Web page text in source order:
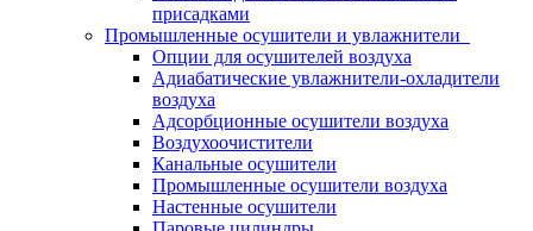
присадками
Промышленные осушители и увлажнители
Опции для осушителей воздуха
Адиабатические увлажнители-охладители
воздуха
Адсорбционные осушители воздуха
Воздухоочистители
Канальные осушители
Промышленные осушители воздуха
Настенные осушители